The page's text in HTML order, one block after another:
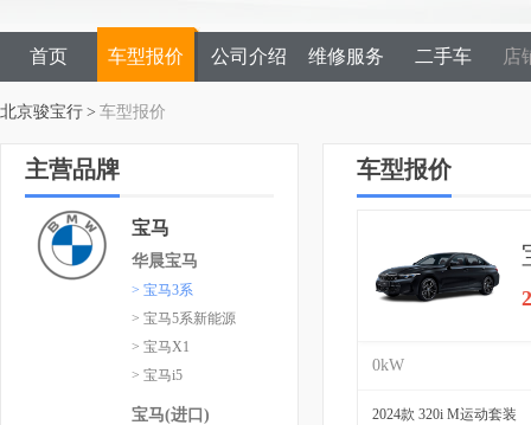
首页 车型报价 公司介绍 维修服务 二手车 店
北京骏宝行 > 车型报价
主营品牌
宝马
华晨宝马
> 宝马3系
> 宝马5系新能源
> 宝马X1
> 宝马i5
宝马(进口)
车型报价
0kW
2024款 320i M运动套装